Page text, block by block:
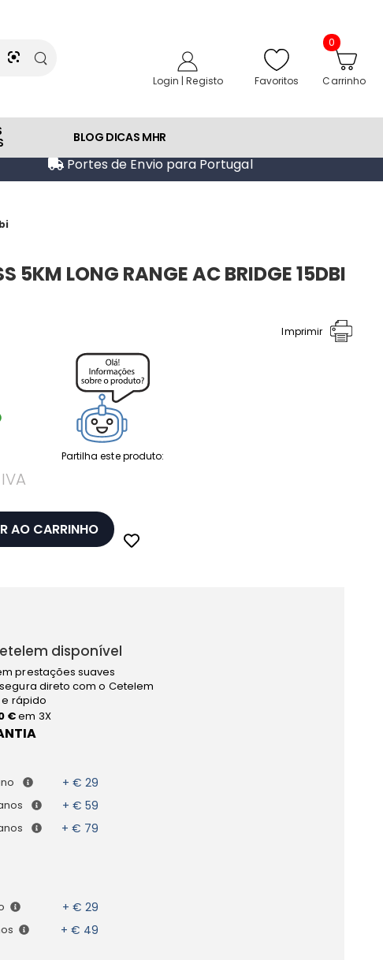
Login | Registo Favoritos
0
Carrinho
BLOG DICAS MHR
Portes de Envio para Portugal
5KM LONG RANGE AC BRIDGE 15DBI
Imprimir
Partilha este produto:
AO CARRINHO
disponível
prestações suaves
direto com o Cetelem
e rápido
€em 3X
+ € 29
+ € 59
+ € 79
+ € 29
+ € 49